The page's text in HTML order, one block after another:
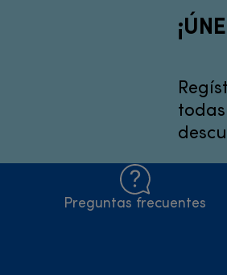
todas
Preguntas frecuentes